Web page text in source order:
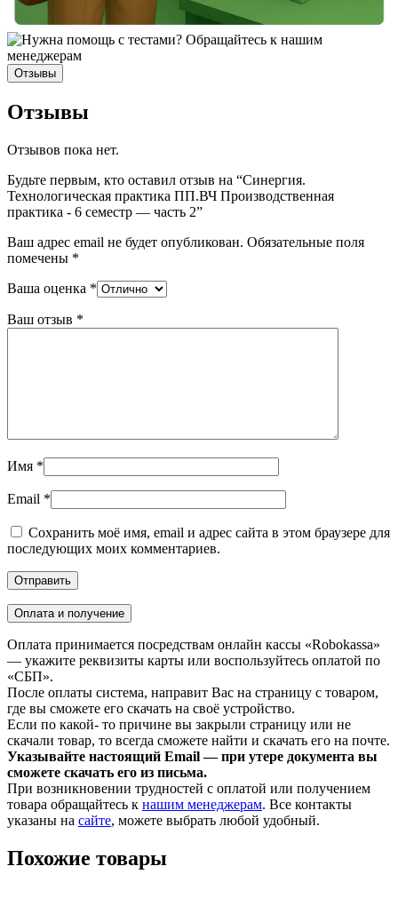
Отзывы
Отзывы
Отзывов пока нет.
Будьте первым, кто оставил отзыв на “Синергия.
Технологическая практика ПП.ВЧ Производственная
практика - 6 семестр — часть 2”
Ваш адрес email не будет опубликован. Обязательные поля
помечены *
Ваша оценка *
Ваш отзыв *
Имя *
Email *
Сохранить моё имя, email и адрес сайта в этом браузере для
последующих моих комментариев.
Оплата и получение
Оплата принимается посредствам онлайн кассы «Robokassa»
— укажите реквизиты карты или воспользуйтесь оплатой по
«СБП».
После оплаты система, направит Вас на страницу с товаром,
где вы сможете его скачать на своё устройство.
Если по какой- то причине вы закрыли страницу или не
скачали товар, то всегда сможете найти и скачать его на почте.
Указывайте настоящий Email — при утере документа вы
сможете скачать его из письма.
При возникновении трудностей с оплатой или получением
товара обращайтесь к нашим менеджерам. Все контакты
указаны на сайте, можете выбрать любой удобный.
Похожие товары